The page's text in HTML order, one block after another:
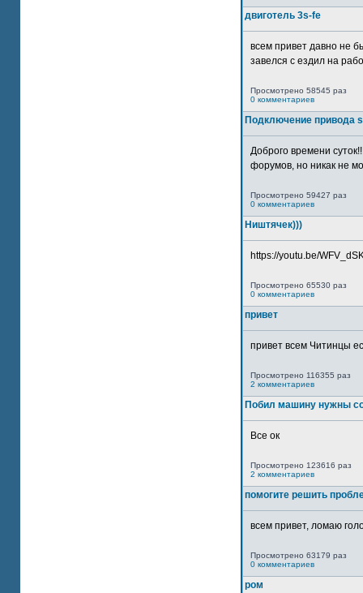
двиготель 3s-fe
всем привет давно не
завелся с ездил на
Просмотрено 58545 раз
0 комментариев
Подключение привода
Доброго времени
форумов, но никак не
Просмотрено 59427 раз
0 комментариев
Ништячек)))
https://youtu.be/
Просмотрено 65530 раз
0 комментариев
привет
привет всем Читинцы
Просмотрено 116355 раз
2 комментариев
Побил машину нужны
Все ок
Просмотрено 123616 раз
2 комментариев
помогите решить
всем привет, ломаю
Просмотрено 63179 раз
0 комментариев
ром